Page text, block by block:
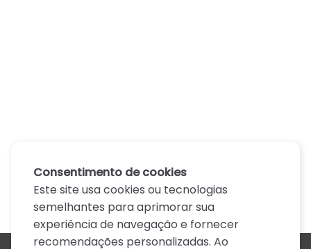
Consentimento de cookies
Este site usa cookies ou tecnologias
semelhantes para aprimorar sua
experiência de navegação e fornecer
recomendações personalizadas. Ao